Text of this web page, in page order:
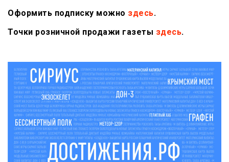
Оформить подписку можно здесь.
Точки розничной продажи газеты здесь.